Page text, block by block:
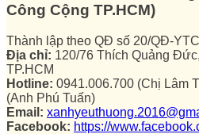
Công Cộng TP.HCM)
Thành lập theo QĐ số 20/QĐ-
Địa chỉ: 120/76 Thích Quảng
TP.HCM
Hotline: 0941.006.700 (Chị Lâm
(Anh Phú Tuấn)
Email:
Facebook: https://